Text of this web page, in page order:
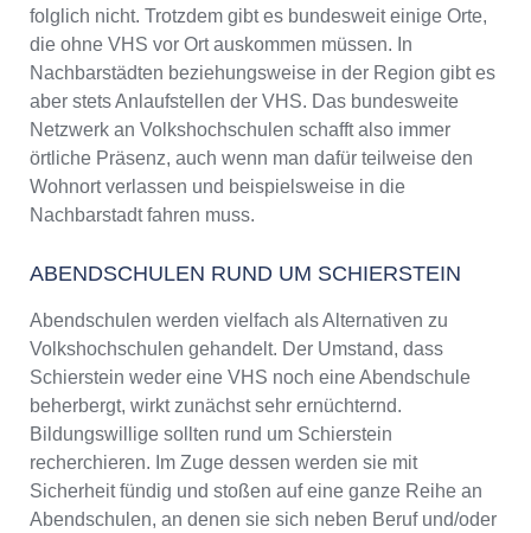
folglich nicht. Trotzdem gibt es bundesweit einige Orte,
die ohne VHS vor Ort auskommen müssen. In
Nachbarstädten beziehungsweise in der Region gibt es
aber stets Anlaufstellen der VHS. Das bundesweite
Netzwerk an Volkshochschulen schafft also immer
örtliche Präsenz, auch wenn man dafür teilweise den
Wohnort verlassen und beispielsweise in die
Nachbarstadt fahren muss.
ABENDSCHULEN RUND UM SCHIERSTEIN
Abendschulen werden vielfach als Alternativen zu
Volkshochschulen gehandelt. Der Umstand, dass
Schierstein weder eine VHS noch eine Abendschule
beherbergt, wirkt zunächst sehr ernüchternd.
Bildungswillige sollten rund um Schierstein
recherchieren. Im Zuge dessen werden sie mit
Sicherheit fündig und stoßen auf eine ganze Reihe an
Abendschulen, an denen sie sich neben Beruf und/oder